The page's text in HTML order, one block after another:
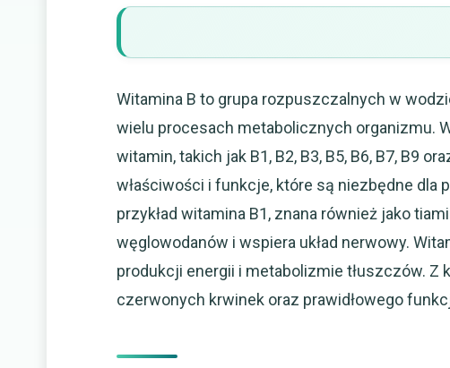
Witamina B to grupa rozpuszczalnych w
wielu procesach metabolicznych organizmu.
witamin, takich jak B1, B2, B3, B5, B6, B7, B9
właściwości i funkcje, które są niezbędne dla
przykład witamina B1, znana również jako
węglowodanów i wspiera układ nerwowy.
produkcji energii i metabolizmie tłuszczów. Z
czerwonych krwinek oraz prawidłowego